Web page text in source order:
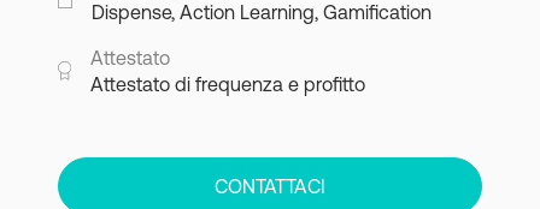
Dispense, Action Learning, Gamification
Attestato
Attestato di frequenza e profitto
CONTATTACI